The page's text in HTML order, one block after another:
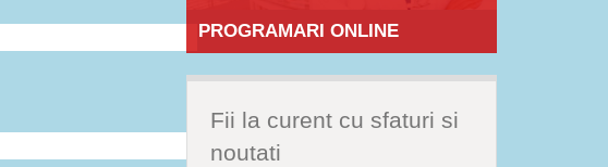
PROGRAMARI ONLINE
Fii la curent cu sfaturi si
noutati